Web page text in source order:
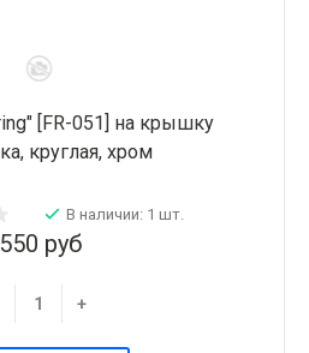
[FR-051] на крышку
круглая, хром
В наличии: 1 шт.
550 руб
+